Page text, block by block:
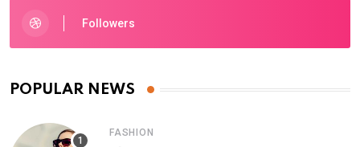
Followers
POPULAR NEWS
FASHION